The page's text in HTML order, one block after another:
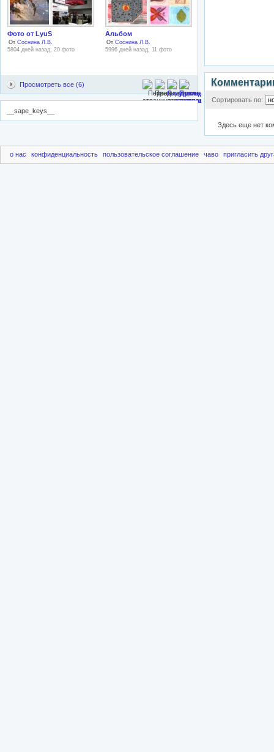
Фото от LyuS
От Соснина Л.В.
5804 дней назад, 20 фото
Альбом
От Соснина Л.В.
5996 дней назад, 11 фото
Просмотреть все (6)
__sape_keys__
Сортировать по:
Здесь еще нет
о нас конфиденциальность пользовательское соглашение чаво пригласить